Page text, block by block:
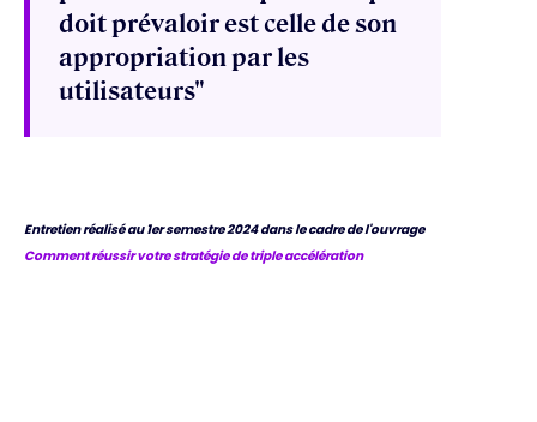
doit prévaloir est celle de son
appropriation par les
utilisateurs"
Entretien réalisé au 1er semestre 2024 dans le cadre de l'ouvrage
Comment réussir votre stratégie de triple accélération